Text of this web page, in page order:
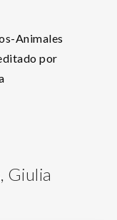
Animales
por
Giulia